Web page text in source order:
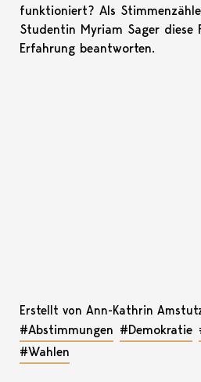
funktioniert? Als
Studentin Myriam Sager diese
Erfahrung beantworten.
Erstellt von Ann-Kathrin
#Abstimmungen #Demokratie
#Wahlen